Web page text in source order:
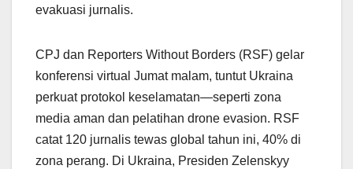
evakuasi jurnalis.
CPJ dan Reporters Without Borders (RSF) gelar
konferensi virtual Jumat malam, tuntut Ukraina
perkuat protokol keselamatan—seperti zona
media aman dan pelatihan drone evasion. RSF
catat 120 jurnalis tewas global tahun ini, 40% di
zona perang. Di Ukraina, Presiden Zelenskyy